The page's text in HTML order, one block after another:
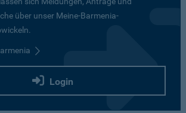
über unser Meine-Barmenia-
Login